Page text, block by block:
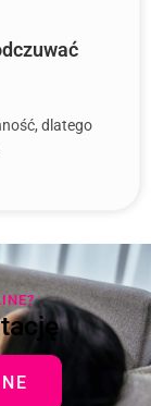
dlatego